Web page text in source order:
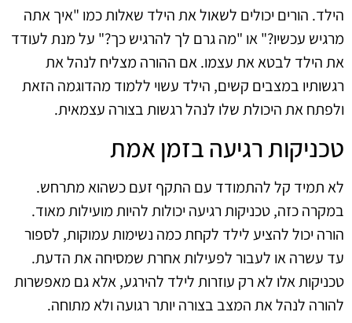
הילד. הורים יכולים לשאול את הילד שאלות כמו "איך אתה
מרגיש עכשיו?" או "מה גרם לך להרגיש כך?" על מנת לעודד
את הילד לבטא את עצמו. אם ההורה מצליח לנהל את
רגשותיו במצבים קשים, הילד עשוי ללמוד מהדוגמה הזאת
ולפתח את היכולת שלו לנהל רגשות בצורה עצמאית.
טכניקות רגיעה בזמן אמת
לא תמיד קל להתמודד עם התקף זעם כשהוא מתרחש.
במקרה כזה, טכניקות רגיעה יכולות להיות מועילות מאוד.
הורה יכול להציע לילד לקחת כמה נשימות עמוקות, לספור
עד עשרה או לעבור לפעילות אחרת שמסיחה את הדעת.
טכניקות אלו לא רק עוזרות לילד להירגע, אלא גם מאפשרות
להורה לנהל את המצב בצורה יותר רגועה ולא מתוחה.